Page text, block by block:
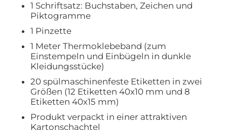
1 Schriftsatz: Buchstaben, Zeichen und
Piktogramme
1 Pinzette
1 Meter Thermoklebeband (zum
Einstempeln und Einbügeln in dunkle
Kleidungsstücke)
20 spülmaschinenfeste Etiketten in zwei
Größen (12 Etiketten 40x10 mm und 8
Etiketten 40x15 mm)
Produkt verpackt in einer attraktiven
Kartonschachtel